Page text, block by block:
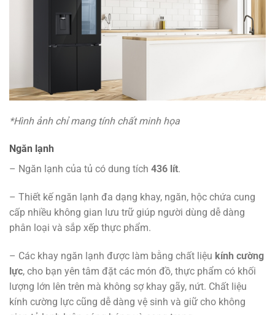
*Hình ảnh chỉ mang tính chất minh họa
Ngăn lạnh
– Ngăn lạnh của tủ có dung tích 436 lít.
– Thiết kế ngăn lạnh đa dạng khay, ngăn, hộc chứa cung
cấp nhiều không gian lưu trữ giúp người dùng dễ dàng
phân loại và sắp xếp thực phẩm.
– Các khay ngăn lạnh được làm bằng chất liệu kính cường
lực, cho bạn yên tâm đặt các món đồ, thực phẩm có khối
lượng lớn lên trên mà không sợ khay gãy, nứt. Chất liệu
kính cường lực cũng dễ dàng vệ sinh và giữ cho không